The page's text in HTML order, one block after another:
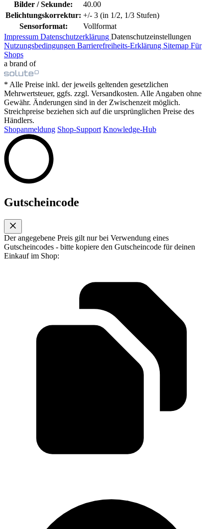
Bilder / Sekunde:
40.00
Belichtungskorrektur: +/- 3 (in 1/2, 1/3 Stufen)
Sensorformat:
Vollformat
Impressum Datenschutzerklärung Datenschutzeinstellungen
Nutzungsbedingungen Barrierefreiheits-Erklärung Sitemap Für
Shops
a brand of
* Alle Preise inkl. der jeweils geltenden gesetzlichen
Mehrwertsteuer, ggfs. zzgl. Versandkosten. Alle Angaben ohne
Gewähr. Änderungen sind in der Zwischenzeit möglich.
Streichpreise beziehen sich auf die ursprünglichen Preise des
Händlers.
Shopanmeldung Shop-Support Knowledge-Hub
Gutscheincode
Der angegebene Preis gilt nur bei Verwendung eines
Gutscheincodes - bitte kopiere den Gutscheincode für deinen
Einkauf im Shop: